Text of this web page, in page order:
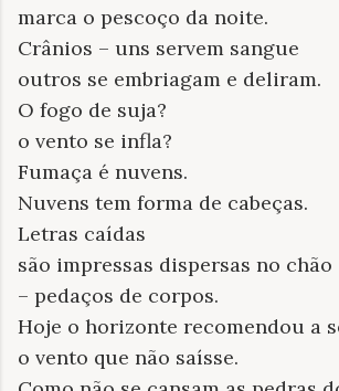
marca o pescoço da noite.
Crânios – uns servem sangue
outros se embriagam e deliram.
O fogo de suja?
o vento se infla?
Fumaça é nuvens.
Nuvens tem forma de cabeças.
Letras caídas
são impressas dispersas no chão
– pedaços de corpos.
Hoje o horizonte recomendou a
o vento que não saísse.